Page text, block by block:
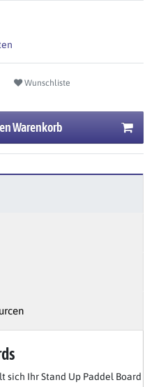
Wunschliste
Warenkorb
Ihr Stand Up Paddel Board